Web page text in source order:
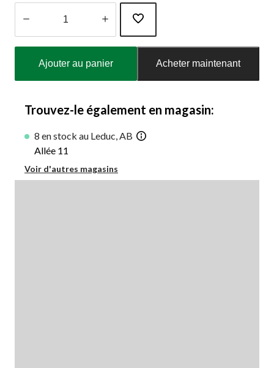
Ajouter au panier Acheter maintenant
Trouvez-le également en magasin:
8 en stock au Leduc, AB
Allée 11
Voir d'autres magasins